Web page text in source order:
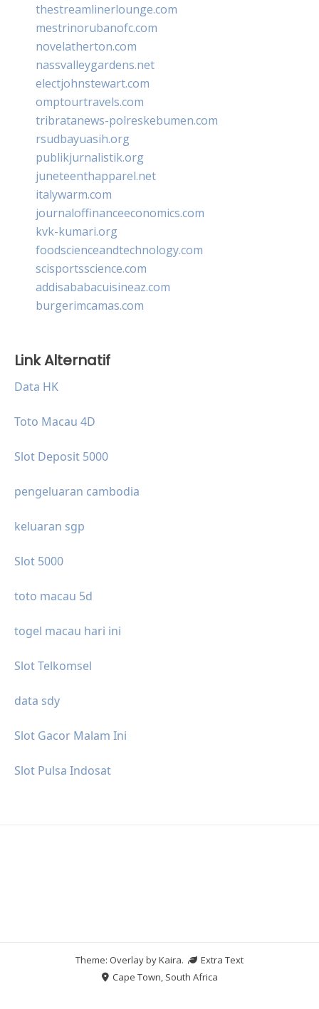
thestreamlinerlounge.com
mestrinorubanofc.com
novelatherton.com
nassvalleygardens.net
electjohnstewart.com
omptourtravels.com
tribratanews-polreskebumen.com
rsudbayuasih.org
publikjurnalistik.org
juneteenthapparel.net
italywarm.com
journaloffinanceeconomics.com
kvk-kumari.org
foodscienceandtechnology.com
scisportsscience.com
addisababacuisineaz.com
burgerimcamas.com
Link Alternatif
Data HK
Toto Macau 4D
Slot Deposit 5000
pengeluaran cambodia
keluaran sgp
Slot 5000
toto macau 5d
togel macau hari ini
Slot Telkomsel
data sdy
Slot Gacor Malam Ini
Slot Pulsa Indosat
Theme: Overlay byKaira.
Extra Text
Cape Town, South Africa